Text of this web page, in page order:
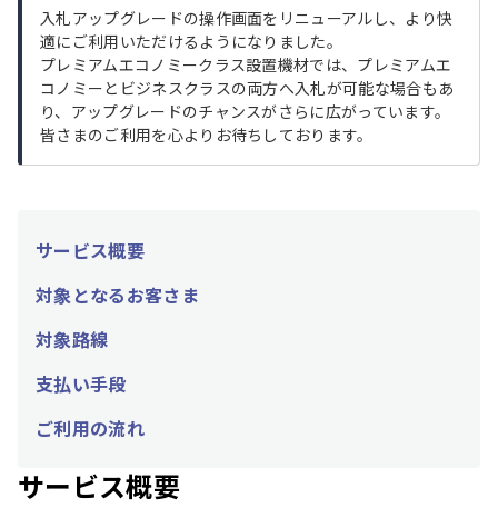
入札アップグレードの操作画面をリニューアルし、より快
適にご利用いただけるようになりました。
プレミアムエコノミークラス設置機材では、プレミアムエ
コノミーとビジネスクラスの両方へ入札が可能な場合もあ
り、アップグレードのチャンスがさらに広がっています。
皆さまのご利用を心よりお待ちしております。
サービス概要
対象となるお客さま
対象路線
支払い手段
ご利用の流れ
サービス概要